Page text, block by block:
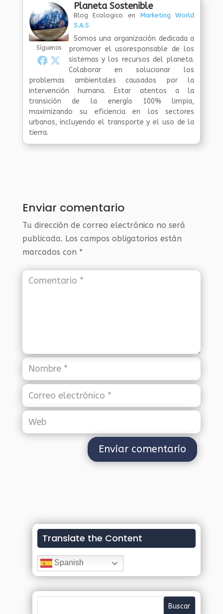
Síguenos
Planeta Sostenible
Blog Ecologico en Marketing World
S.A.S
Somos una organización dedicada a
promover el usoresponsable de los
sistemas y los recursos del planeta.
Colaborar en solucionar los
problemas ambientales causados por la
intervención humana. Estar atentos a la
transición de la energía 100% limpia,
maximizando su eficiencia en los sectores
urbanos, incluyendo el transporte y el uso de la
tierra.
Enviar comentario
Tu dirección de correo electrónico no será
publicada. Los campos obligatorios están
marcados con *
Translate the Content
Spanish